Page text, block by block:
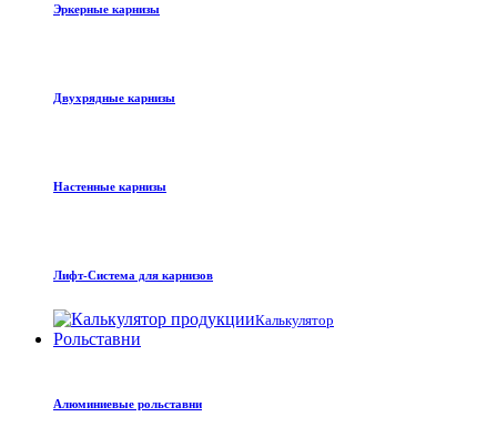
Эркерные карнизы
Двухрядные карнизы
Настенные карнизы
Лифт-Система для карнизов
Калькулятор
Рольставни
Алюминиевые рольставни